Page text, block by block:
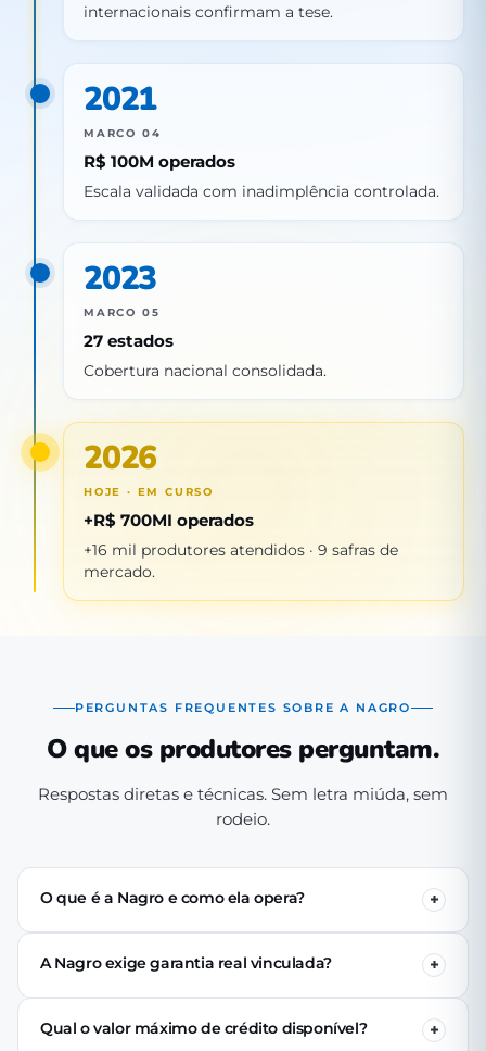
internacionais confirmam a tese.
2021
MARCO 04
R$ 100M operados
Escala validada com inadimplência controlada.
2023
MARCO 05
27 estados
Cobertura nacional consolidada.
2026
HOJE · EM CURSO
+R$ 700MI operados
+16 mil produtores atendidos · 9 safras de
mercado.
PERGUNTAS FREQUENTES SOBRE A NAGRO
O que os produtores perguntam.
Respostas diretas e técnicas. Sem letra miúda, sem
rodeio.
O que é a Nagro e como ela opera?
A Nagro é uma Sociedade de Crédito Direto (SCD)
autorizada pelo Banco Central, especializada em crédito
se cadastra pelo app, passa pela análise técnica de perfil
produtivo e (se aprovado) recebe o crédito via PIX em até
A Nagro exige garantia real vinculada?
Não. Nenhuma linha de crédito da Nagro exige penhor
de terra, rebanho ou maquinário. A análise é baseada no
perfil produtivo do tomador — histórico, capacidade de
Qual o valor máximo de crédito disponível?